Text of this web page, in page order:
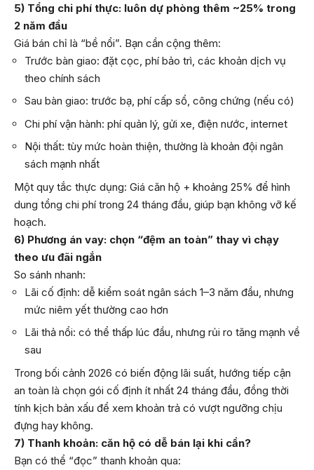
5) Tổng chi phí thực: luôn dự phòng thêm ~25% trong
2 năm đầu
Giá bán chỉ là “bề nổi”. Bạn cần cộng thêm:
Trước bàn giao: đặt cọc, phí bảo trì, các khoản dịch vụ
theo chính sách
Sau bàn giao: trước bạ, phí cấp sổ, công chứng (nếu có)
Chi phí vận hành: phí quản lý, gửi xe, điện nước, internet
Nội thất: tùy mức hoàn thiện, thường là khoản đội ngân
sách mạnh nhất
Một quy tắc thực dụng: Giá căn hộ + khoảng 25% để hình
dung tổng chi phí trong 24 tháng đầu, giúp bạn không vỡ kế
hoạch.
6) Phương án vay: chọn “đệm an toàn” thay vì chạy
theo ưu đãi ngắn
So sánh nhanh:
Lãi cố định: dễ kiểm soát ngân sách 1–3 năm đầu, nhưng
mức niêm yết thường cao hơn
Lãi thả nổi: có thể thấp lúc đầu, nhưng rủi ro tăng mạnh về
sau
Trong bối cảnh 2026 có biến động lãi suất, hướng tiếp cận
an toàn là chọn gói cố định ít nhất 24 tháng đầu, đồng thời
tính kịch bản xấu để xem khoản trả có vượt ngưỡng chịu
đựng hay không.
7) Thanh khoản: căn hộ có dễ bán lại khi cần?
Bạn có thể “đọc” thanh khoản qua: